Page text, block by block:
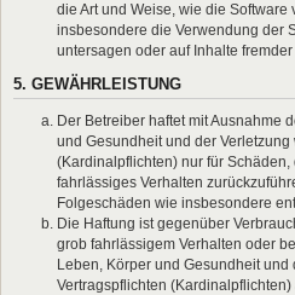
die Art und Weise, wie die
insbesondere die Verwendung der
untersagen oder auf Inhalte
5. GEWÄHRLEISTUNG
Der Betreiber haftet mit Ausnahme
und Gesundheit und der
(Kardinalpflichten) nur für
fahrlässiges Verhalten
Folgeschäden wie insbesondere
Die Haftung ist gegenüber
grob fahrlässigem Verhalten oder
Leben, Körper und Gesundheit
Vertragspflichten